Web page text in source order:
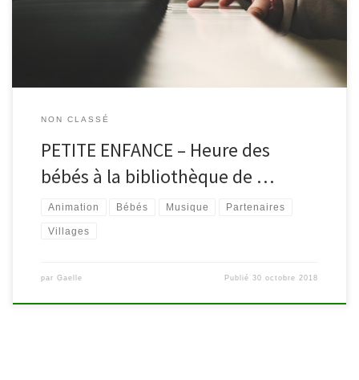
Parents, grands-parents, puéricultrices, accueillantes d’enfants,
NON CLASSÉ
PETITE ENFANCE – Heure des
bébés à la bibliothèque de …
Animation Bébés Musique Partenaires
Villages
par Gaelle Publié30 octobre 2018